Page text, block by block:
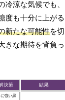
冷涼な気候でも、
度も十分に上がる
新たな可能性を切
きな期待を背負っ
決策 結果
強い黒